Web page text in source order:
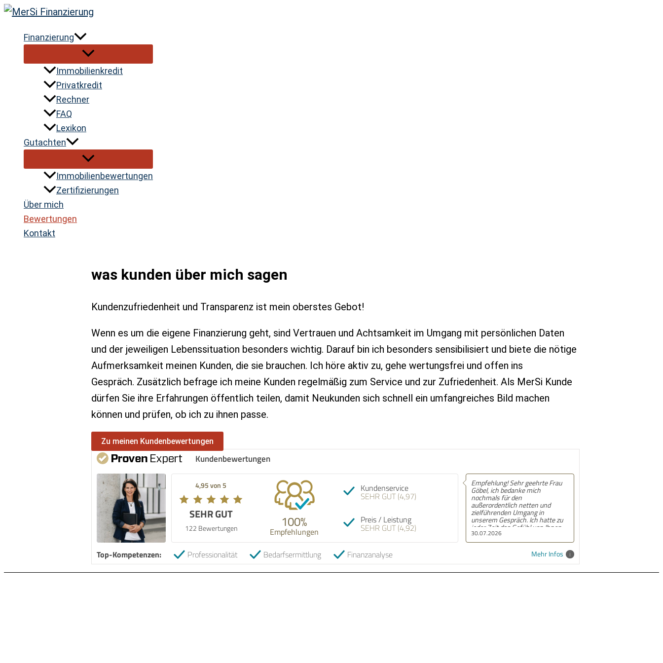
Zum
springen
Finanzierung
Immobilienkredit
Privatkredit
Rechner
FAQ
Lexikon
Gutachten
Immobilienbewertungen
Zertifizierungen
Über mich
Bewertungen
Kontakt
was kunden über mich sagen
Kundenzufriedenheit und Transparenz ist mein oberstes Gebot!
Wenn es um die eigene Finanzierung geht, sind Vertrauen und Achtsamkeit im Umgang mit persönlichen Daten
und der jeweiligen Lebenssituation besonders wichtig. Darauf bin ich besonders sensibilisiert und biete die nötige
Aufmerksamkeit meinen Kunden, die sie brauchen. Ich höre aktiv zu, gehe wertungsfrei und offen ins
Gespräch. Zusätzlich befrage ich meine Kunden regelmäßig zum Service und zur Zufriedenheit. Als MerSi Kunde
dürfen Sie ihre Erfahrungen öffentlich teilen, damit Neukunden sich schnell ein umfangreiches Bild machen
können und prüfen, ob ich zu ihnen passe.
Zu meinen Kundenbewertungen
Kundenbewertungen
4,95 von 5
SEHR GUT
122 Bewertungen 100%
Empfehlungen
Kundenservice
SEHR GUT (4,97)
Preis / Leistung
SEHR GUT (4,92) 30.07.2026
Empfehlung! Sehr geehrte Frau
Göbel, ich bedanke mich
nochmals für den
außerordentlich netten und
zielführenden Umgang in
unserem Gespräch. Ich hatte zu
jeder Zeit das Gefühl von Ihnen
ehrlich und sachlich beraten zu
werden. Auch wenn es jetzt mit
dieser Immobilie nicht klappen
sollte, so hoffe ich, dass wir uns
zur Beratung zu einer anderen
Immobilie wieder hören. Mit den
Mehr Infos
Top-Kompetenzen: Professionalität Bedarfsermittlung Finanzanalyse